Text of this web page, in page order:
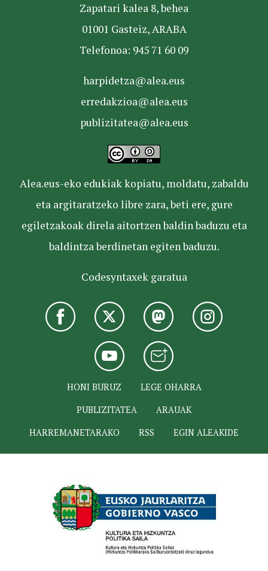
Zapatari kalea 8, behea
01001 Gasteiz, ARABA
Telefonoa: 945 71 60 09
harpidetza@alea.eus
erredakzioa@alea.eus
publizitatea@alea.eus
Alea.eus-eko edukiak kopiatu, moldatu, zabaldu
eta argitaratzeko libre zara, beti ere, gure
egiletzakoak direla aitortzen baldin baduzu eta
baldintza berdinetan egiten baduzu.
Codesyntaxek garatua
HONI BURUZ
LEGE OHARRA
PUBLIZITATEA
ARAUAK
HARREMANETARAKO
RSS EGIN ALEAKIDE